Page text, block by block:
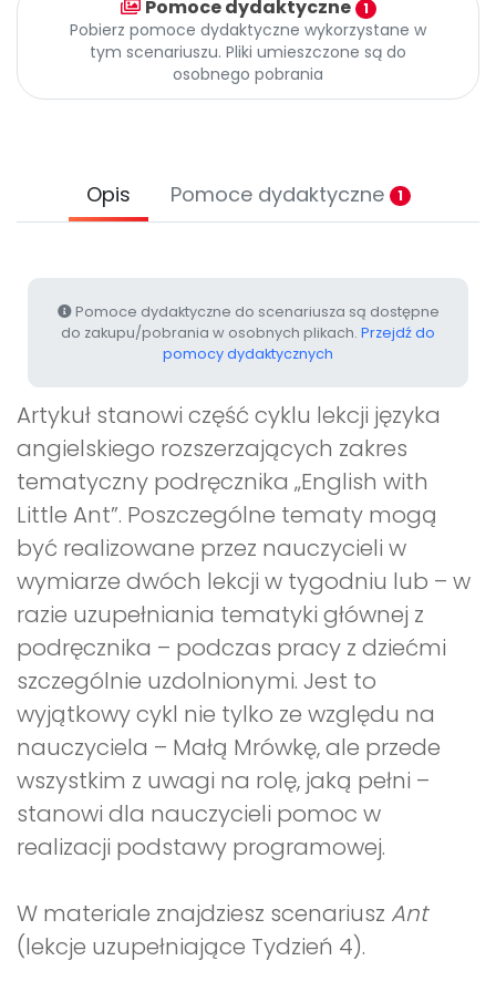
Archiwalne numery
Pomoc
Promocje
Pomoce dydaktyczne 1
Pobierz pomoce dydaktyczne wykorzystane w
tym scenariuszu. Pliki umieszczone są do
osobnego pobrania
Opis Pomoce dydaktyczne 1
Pomoce dydaktyczne do scenariusza są dostępne
do zakupu/pobrania w osobnych plikach. Przejdź do
pomocy dydaktycznych
Artykuł stanowi część cyklu lekcji języka
angielskiego rozszerzających zakres
tematyczny podręcznika „English with
Little Ant”. Poszczególne tematy mogą
być realizowane przez nauczycieli w
wymiarze dwóch lekcji w tygodniu lub – w
razie uzupełniania tematyki głównej z
podręcznika – podczas pracy z dziećmi
szczególnie uzdolnionymi. Jest to
wyjątkowy cykl nie tylko ze względu na
nauczyciela – Małą Mrówkę, ale przede
wszystkim z uwagi na rolę, jaką pełni –
stanowi dla nauczycieli pomoc w
realizacji podstawy programowej.
W materiale znajdziesz scenariusz Ant
(lekcje uzupełniające Tydzień 4).